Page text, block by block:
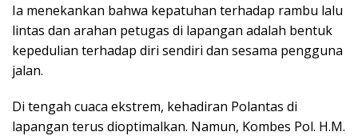
Ia menekankan bahwa kepatuhan terhadap rambu lalu
lintas dan arahan petugas di lapangan adalah bentuk
kepedulian terhadap diri sendiri dan sesama pengguna
jalan.
Di tengah cuaca ekstrem, kehadiran Polantas di
lapangan terus dioptimalkan. Namun, Kombes Pol. H.M.